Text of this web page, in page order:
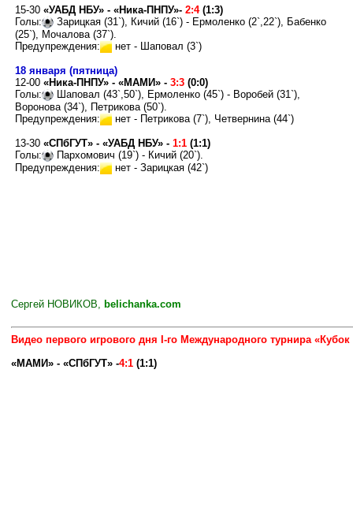
15-30 «УАБД НБУ» - «Ника-ПНПУ»-2:4(1:3)
Голы:
Зарицкая (31`), Кичий (16`) - Ермоленко (2`,22`), Бабенко
(25`), Мочалова (37`).
Предупреждения:
нет - Шаповал (3`)
18 января (пятница)
12-00 «Ника-ПНПУ» - «МАМИ» - 3:3(0:0)
Голы:
Шаповал (43`,50`), Ермоленко(45`) - Воробей (31`),
Воронова (34`), Петрикова (50`).
Предупреждения:
нет - Петрикова(7`), Четвернина(44`)
13-30 «СПбГУТ» - «УАБД НБУ» - 1:1(1:1)
Голы:
Пархомович (19`) -Кичий(20`).
Предупреждения:
нет - Зарицкая(42`)
Сергей НОВИКОВ, belichanka.com
Видео первого игрового дня I-го Международного турнира
«МАМИ» - «СПбГУТ» -4:1 (1:1)